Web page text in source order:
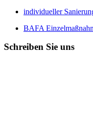
individueller
BAFA
Schreiben Sie uns